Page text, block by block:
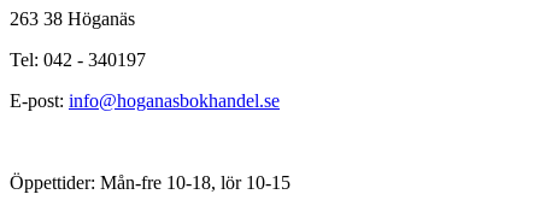
263 38 Höganäs
Tel: 042 - 340197
E-post: info@hoganasbokhandel.se
Öppettider: Mån-fre 10-18, lör 10-15